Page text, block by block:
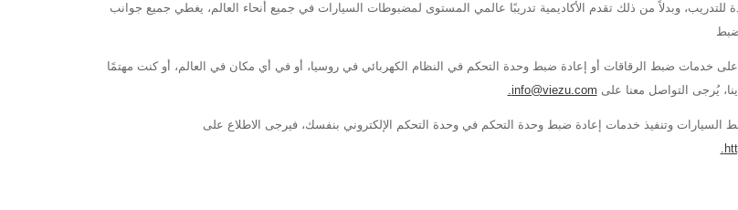
للتدريب، وبدلاً من ذلك تقدم الأكاديمية تدريبًا عالمي المستوى لمضبوطات السيارات في جميع أنحاء العالم، يغطي جميع جوانب
خدمات ضبط الرقاقات أو إعادة ضبط وحدة التحكم في النظام الكهربائي في روسيا، أو في أي مكان في العالم، أو كنت مهتمًا
يُرجى التواصل معنا على info@viezu.com.
السيارات وتنفيذ خدمات إعادة ضبط وحدة التحكم في وحدة التحكم الإلكتروني بنفسك، فيرجى الاطلاع على